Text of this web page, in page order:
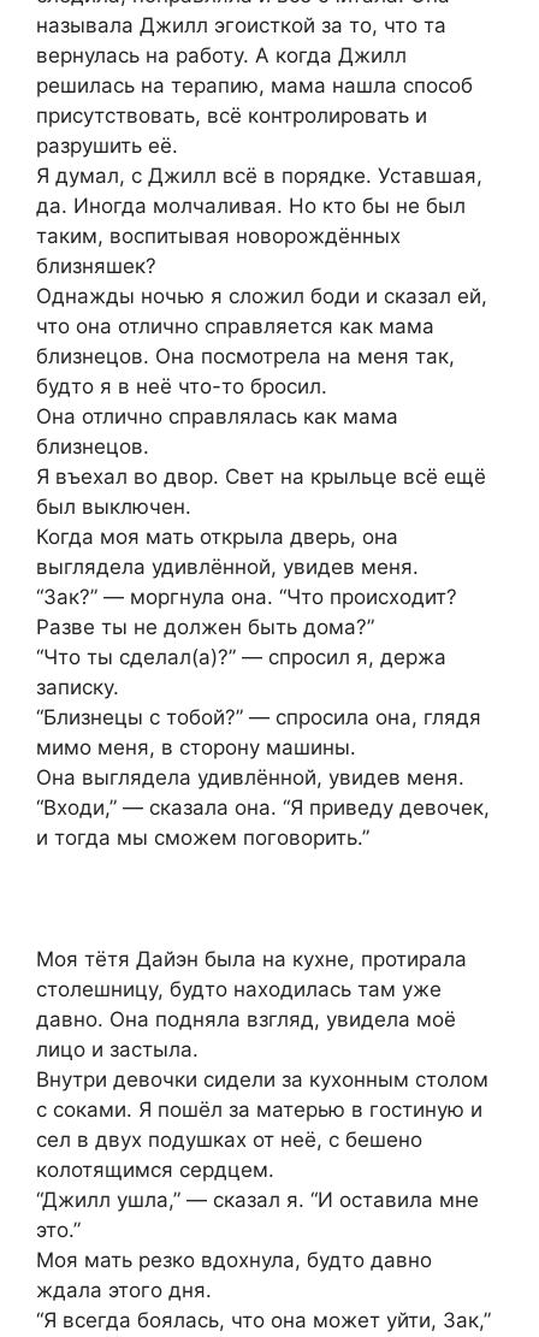
называла Джилл эгоисткой за то, что та
вернулась на работу. А когда Джилл
решилась на терапию, мама нашла способ
присутствовать, всё контролировать и
разрушить её.
Я думал, с Джилл всё в порядке. Уставшая,
да. Иногда молчаливая. Но кто бы не был
таким, воспитывая новорождённых
близняшек?
Однажды ночью я сложил боди и сказал ей,
что она отлично справляется как мама
близнецов. Она посмотрела на меня так,
будто я в неё что-то бросил.
Она отлично справлялась как мама
близнецов.
Я въехал во двор. Свет на крыльце всё ещё
был выключен.
Когда моя мать открыла дверь, она
выглядела удивлённой, увидев меня.
“Зак?” — моргнула она. “Что происходит?
Разве ты не должен быть дома?”
“Что ты сделал(а)?” — спросил я, держа
записку.
“Близнецы с тобой?” — спросила она, глядя
мимо меня, в сторону машины.
Она выглядела удивлённой, увидев меня.
“Входи,” — сказала она. “Я приведу девочек,
и тогда мы сможем поговорить.”
Моя тётя Дайэн была на кухне, протирала
столешницу, будто находилась там уже
давно. Она подняла взгляд, увидела моё
лицо и застыла.
Внутри девочки сидели за кухонным столом
с соками. Я пошёл за матерью в гостиную и
сел в двух подушках от неё, с бешено
колотящимся сердцем.
“Джилл ушла,” — сказал я. “И оставила мне
это.”
Моя мать резко вдохнула, будто давно
ждала этого дня.
“Я всегда боялась, что она может уйти, Зак,”